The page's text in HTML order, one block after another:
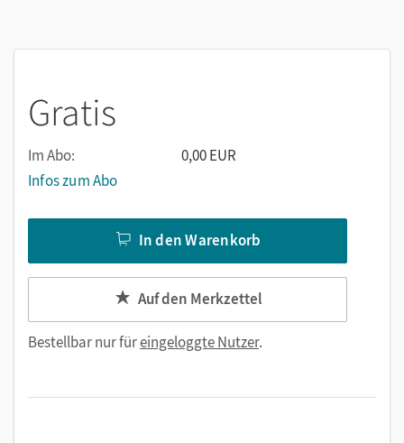
Gratis
Im Abo:
0,00 EUR
Infos zum Abo
In den Warenkorb
Auf den Merkzettel
Bestellbar nur füreingeloggte Nutzer.